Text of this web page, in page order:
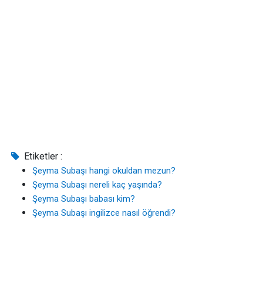
Etiketler :
Şeyma Subaşı hangi okuldan mezun?
Şeyma Subaşı nereli kaç yaşında?
Şeyma Subaşı babası kim?
Şeyma Subaşı ingilizce nasıl öğrendi?